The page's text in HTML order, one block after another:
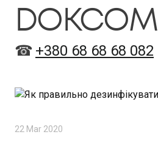
DOKCOM
☎ +380 68 68 68 082
22 Mar 2020